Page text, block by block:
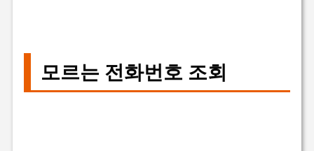
모르는 전화번호 조회